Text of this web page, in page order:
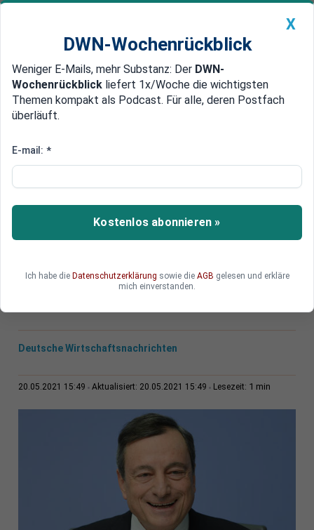
Newsticker MEIN DWN: Geldanlage Premium
Edelmetalle DWN-Magazin China
Italien: Draghi macht 40
locker – und treibt damit das
Staatsdefizit in die Höhe
Erholung von der Corona-Krise locker.
Deutsche Wirtschaftsnachrichten
20.05.2021 15:49 Aktualisiert: 20.05.2021 15:49 Lesezeit: 1 min
X
DWN-Wochenrückblick
Weniger E-Mails, mehr Substanz: Der DWN-
Wochenrückblick liefert 1x/Woche die wichtigsten
Themen kompakt als Podcast. Für alle, deren Postfach
überläuft.
E-mail: *
Kostenlos abonnieren »
Ich habe die Datenschutzerklärung sowie die AGB gelesen und erkläre
mich einverstanden.